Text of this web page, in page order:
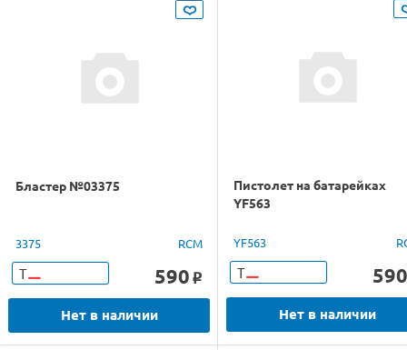
Бластер №03375
3375 RCM
Т 590 o
Нет в наличии
Пистолет на батарейках
YF563
YF563
Т 590
Нет в наличии